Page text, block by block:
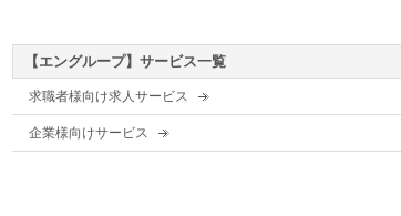
【エングループ】サービス一覧
求職者様向け求人サービス
企業様向けサービス